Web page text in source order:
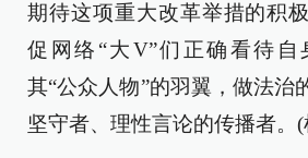
期待这项重大改革举措的积
促网络“大V”们正确看待自
其“公众人物”的羽翼，做法治
坚守者、理性言论的传播者。